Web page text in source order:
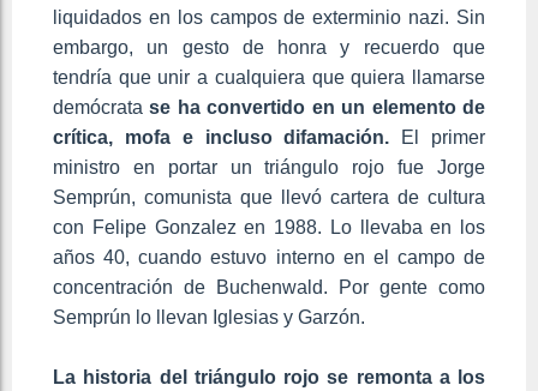
liquidados en los campos de exterminio nazi. Sin
embargo, un gesto de honra y recuerdo que
tendría que unir a cualquiera que quiera llamarse
demócratase ha convertido en un elemento de
crítica, mofa e incluso difamación. El primer
ministro en portar un triángulo rojo fue Jorge
Semprún, comunista que llevó cartera de cultura
con Felipe Gonzalez en 1988. Lo llevaba en los
años 40, cuando estuvo interno en el campo de
concentración de Buchenwald. Por gente como
Semprún lo llevan Iglesias y Garzón.
La historia del triángulo rojo se remonta a los